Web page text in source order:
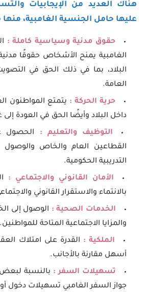
هناك العديد من الإيجابيات
عليها حامل الجنسية الغامبية، منها
حقوق مدنية وسياسية كاملة :
الغامبية يمنح الأشخاص حقوقًا
البلاد، بما في ذلك الحق في
العامة.
حرية الحركة : يتمتع المواطنون
داخل البلاد وأيضًا الحق في العودة
التوظيف والتعليم :
القطاعين العام والخاص والوصول
التدريبية الحكومية.
الأمان القانوني والاجتماعي :
بالانتماء والاستقرار القانوني
الخدمات الصحية : الوصول إلى
والمزايا الاجتماعية المتاحة للمواطنين.
الملكية : القدرة على امتلاك
أسهل مقارنة بالأجانب.
تسهيلات السفر : بالنسبة لبعض
جواز السفر الغامبي تسهيلات دخول